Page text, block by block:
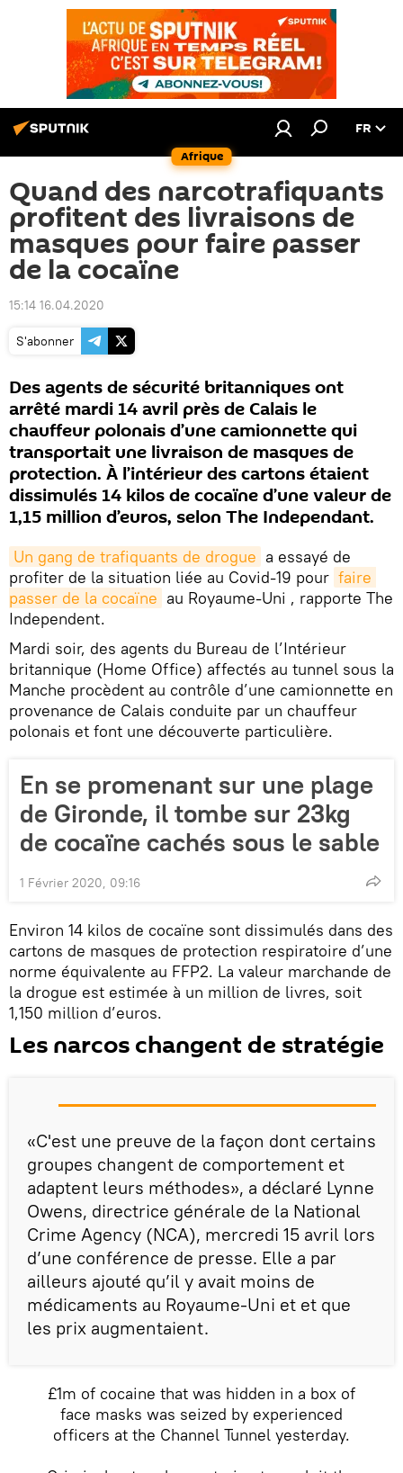
Afrique
FR
Quand des narcotrafiquants
profitent des livraisons de
masques pour faire passer
de la cocaïne
15:14 16.04.2020
S'abonner
Des agents de sécurité britanniques ont
arrêté mardi 14 avril près de Calais le
chauffeur polonais d’une camionnette qui
transportait une livraison de masques de
protection. À l’intérieur des cartons étaient
dissimulés 14 kilos de cocaïne d’une valeur de
1,15 million d’euros, selon The Independant.
Un gang de trafiquants de drogue a essayé de
profiter de la situation liée au Covid-19 pour faire
passer de la cocaïne au Royaume-Uni , rapporte The
Independent.
Mardi soir, des agents du Bureau de l’Intérieur
britannique (Home Office) affectés au tunnel sous la
Manche procèdent au contrôle d’une camionnette en
provenance de Calais conduite par un chauffeur
polonais et font une découverte particulière.
En se promenant sur une plage
de Gironde, il tombe sur 23kg
de cocaïne cachés sous le sable
1 Février 2020, 09:16
Environ 14 kilos de cocaïne sont dissimulés dans des
cartons de masques de protection respiratoire d’une
norme équivalente au FFP2. La valeur marchande de
la drogue est estimée à un million de livres, soit
1,150 million d’euros.
Les narcos changent de stratégie
«C'est une preuve de la façon dont certains
groupes changent de comportement et
adaptent leurs méthodes», a déclaré Lynne
Owens, directrice générale de la National
Crime Agency (NCA), mercredi 15 avril lors
d’une conférence de presse. Elle a par
ailleurs ajouté qu’il y avait moins de
médicaments au Royaume-Uni et et que
les prix augmentaient.
£1m of cocaine that was hidden in a box of
face masks was seized by experienced
officers at the Channel Tunnel yesterday.